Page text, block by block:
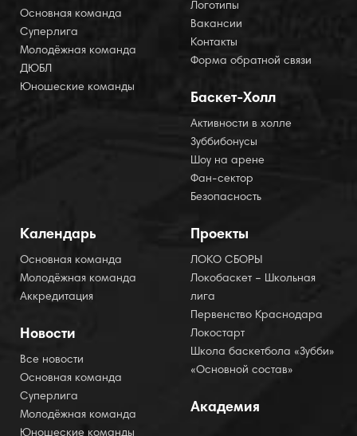
Основная команда
Суперлига
Молодёжная команда
ДЮБЛ
Юношеские команды
Логотипы
Вакансии
Контакты
Форма обратной связи
Баскет-Холл
Активности в холле
Зуббибонусы
Шоу на арене
Фан-сектор
Безопасность
Календарь
Основная команда
Молодёжная команда
Аккредитация
Новости
Все новости
Основная команда
Суперлига
Молодёжная команда
Юношеские команды
Проекты
ЛОКО СБОРЫ
Локобаскет – Школьная
лига
Первенство Краснодара
Локостарт
Школа баскетбола «Зубби»
«Основной состав»
Академия